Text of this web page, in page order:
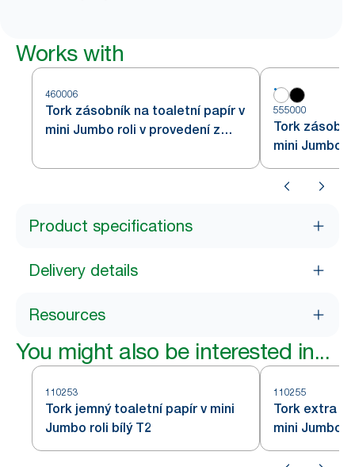
Works with
460006
Tork zásobník na toaletní papír v
mini Jumbo roli v provedení z
555000
Tork
mini Jumbo
Product specifications
Delivery details
Resources
You might also be interested in...
110253
Tork jemný toaletní papír v mini
Jumbo roli bílý T2
110255
Tork extra
mini Jumbo